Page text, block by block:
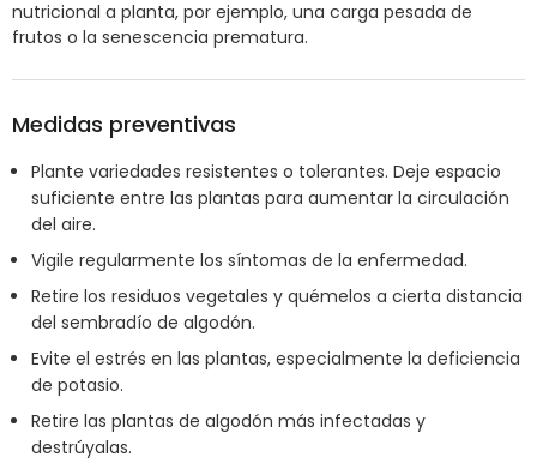
nutricional a planta, por ejemplo, una carga pesada de
frutos o la senescencia prematura.
Medidas preventivas
Plante variedades resistentes o tolerantes. Deje espacio
suficiente entre las plantas para aumentar la circulación
del aire.
Vigile regularmente los síntomas de la enfermedad.
Retire los residuos vegetales y quémelos a cierta distancia
del sembradío de algodón.
Evite el estrés en las plantas, especialmente la deficiencia
de potasio.
Retire las plantas de algodón más infectadas y
destrúyalas.